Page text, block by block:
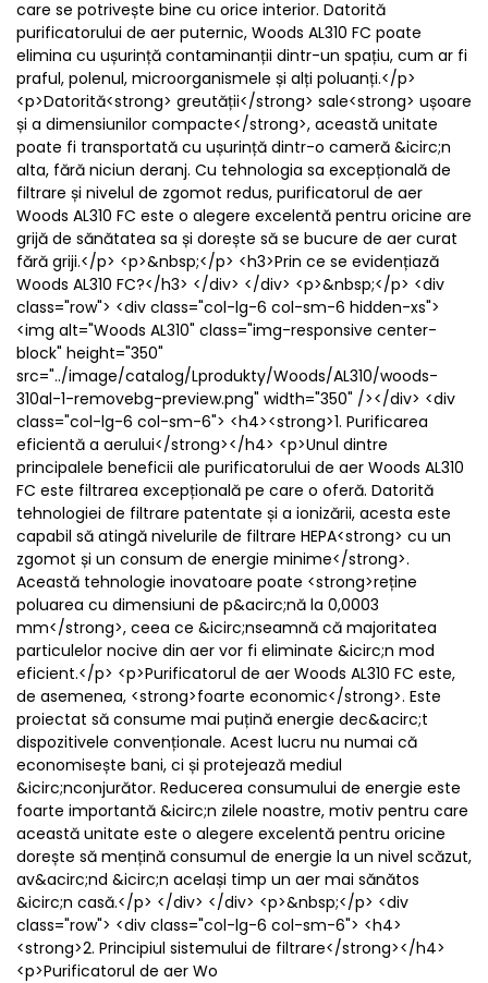
care se potrivește bine cu orice interior. Datorită
purificatorului de aer puternic, Woods AL310 FC poate
elimina cu ușurință contaminanții dintr-un spațiu, cum ar fi
praful, polenul, microorganismele și alți poluanți.</p>
<p>Datorită<strong> greutății</strong> sale<strong> ușoare
și a dimensiunilor compacte</strong>, această unitate
poate fi transportată cu ușurință dintr-o cameră &icirc;n
alta, fără niciun deranj. Cu tehnologia sa excepțională de
filtrare și nivelul de zgomot redus, purificatorul de aer
Woods AL310 FC este o alegere excelentă pentru oricine are
grijă de sănătatea sa și dorește să se bucure de aer curat
fără griji.</p> <p>&nbsp;</p> <h3>Prin ce se evidențiază
Woods AL310 FC?</h3> </div> </div> <p>&nbsp;</p> <div
class="row"> <div class="col-lg-6 col-sm-6 hidden-xs">
<img alt="Woods AL310" class="img-responsive center-
block" height="350"
src="../image/catalog/Lprodukty/Woods/AL310/woods-
310al-1-removebg-preview.png" width="350" /></div> <div
class="col-lg-6 col-sm-6"> <h4><strong>1. Purificarea
eficientă a aerului</strong></h4> <p>Unul dintre
principalele beneficii ale purificatorului de aer Woods AL310
FC este filtrarea excepțională pe care o oferă. Datorită
tehnologiei de filtrare patentate și a ionizării, acesta este
capabil să atingă nivelurile de filtrare HEPA<strong> cu un
zgomot și un consum de energie minime</strong>.
Această tehnologie inovatoare poate <strong>reține
poluarea cu dimensiuni de p&acirc;nă la 0,0003
mm</strong>, ceea ce &icirc;nseamnă că majoritatea
particulelor nocive din aer vor fi eliminate &icirc;n mod
eficient.</p> <p>Purificatorul de aer Woods AL310 FC este,
de asemenea, <strong>foarte economic</strong>. Este
proiectat să consume mai puțină energie dec&acirc;t
dispozitivele convenționale. Acest lucru nu numai că
economisește bani, ci și protejează mediul
&icirc;nconjurător. Reducerea consumului de energie este
foarte importantă &icirc;n zilele noastre, motiv pentru care
această unitate este o alegere excelentă pentru oricine
dorește să mențină consumul de energie la un nivel scăzut,
av&acirc;nd &icirc;n același timp un aer mai sănătos
&icirc;n casă.</p> </div> </div> <p>&nbsp;</p> <div
class="row"> <div class="col-lg-6 col-sm-6"> <h4>
<strong>2. Principiul sistemului de filtrare</strong></h4>
<p>Purificatorul de aer Wo